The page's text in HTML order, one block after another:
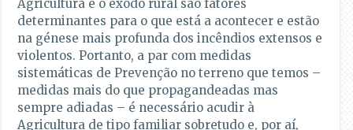
Agricultura e o êxodo rural são fatores
determinantes para o que está a acontecer e estão
na génese mais profunda dos incêndios extensos e
violentos. Portanto, a par com medidas
sistemáticas de Prevenção no terreno que temos –
medidas mais do que propagandeadas mas
sempre adiadas – é necessário acudir à
Agricultura de tipo familiar sobretudo e, por aí,